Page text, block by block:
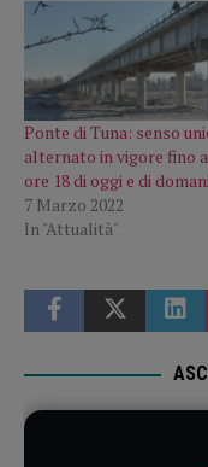
Ponte di Tuna: senso
alternato in vigore fino
ore 18 di oggi e di
7 Marzo 2022
In "Attualità"